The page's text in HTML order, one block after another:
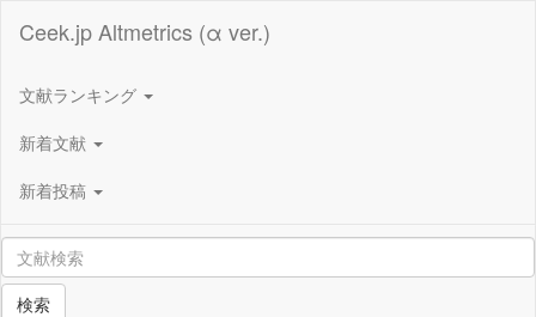
Ceek.jp Altmetrics (α ver.)
文献ランキング
新着文献
新着投稿
検索